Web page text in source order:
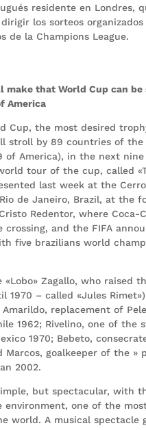
residente en Londres,
los sorteos organizados
de la Champions League.
make that World Cup can be
America
Cup, the most desired
stroll by 89 countries of the
of America), in the next nine
tour of the cup, called
last week at the Cerro
de Janeiro, Brazil, at the
Redentor, where Coca-
crossing, and the FIFA
five brazilians world
«Lobo» Zagallo, who raised
1970 – called «Jules
Amarildo, replacement of Pele
1962; Rivelino, one of the
1970; Bebeto,
Marcos, goalkeeper of the »
2002.
but spectacular, with
environment, one of the
world. A musical spectacle